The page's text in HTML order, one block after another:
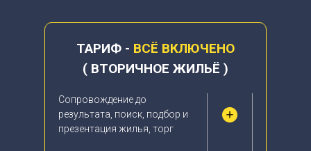
ТАРИФ - ВСЁ ВКЛЮЧЕНО
( ВТОРИЧНОЕ ЖИЛЬЁ )
Сопровождение до
результата, поиск, подбор и
презентация жилья, торг